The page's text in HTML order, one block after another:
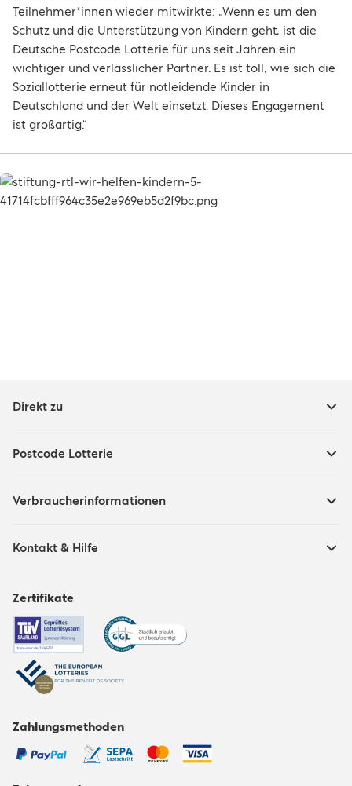
Teilnehmer*innen wieder mitwirkte: „Wenn es um den
Schutz und die Unterstützung von Kindern geht, ist die
Deutsche Postcode Lotterie für uns seit Jahren ein
wichtiger und verlässlicher Partner. Es ist toll, wie sich die
Soziallotterie erneut für notleidende Kinder in
Deutschland und der Welt einsetzt. Dieses Engagement
ist großartig.“
Direkt zu
Postcode Lotterie
Verbraucherinformationen
Kontakt & Hilfe
Zertifikate
Zahlungsmethoden